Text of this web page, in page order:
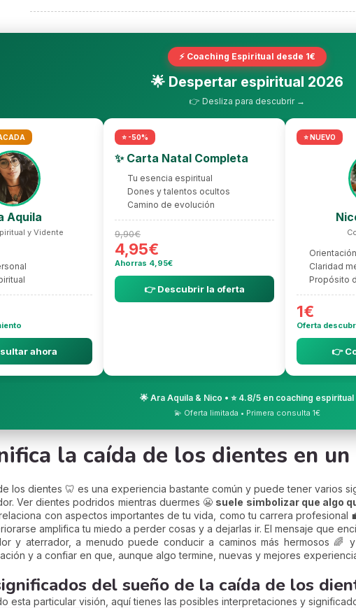
⚡ Coaching Espiritual desde 1€
🌟 Despertar espiritual 2026
👉 Desliza para descubrir →
Aquila
y Vidente
ahora
⭐ -50%
✨ Carta Natal Completa
Tu esencia espiritual
Dones y talentos ocultos
Camino de evolución
9,90€
4,95€
Ahorras 4,95€
👉 Descubrir la oferta
⭐ NUEVO
Claridad
Propósito
1€
Oferta
👉
🌟 Ara Aquila & Nico • ⭐ 4.8/5 en coaching espiritual
💫 Oferta limitada • Primera consulta 1€
la caída de los dientes en un
los dientes 🦷 es una experiencia bastante común y puede tener varios
Ver dientes podridos mientras duermes 😬 suele simbolizar que algo
con aspectos importantes de tu vida, como tu carrera profesional
amplifica tu miedo a perder cosas y a dejarlas ir. El mensaje que
y aterrador, a menudo puede conducir a caminos más hermosos 🌈
y a confiar en que, aunque algo termine, nuevas y mejores
del sueño de la caída de los
esta particular visión, aquí tienes las posibles interpretaciones y